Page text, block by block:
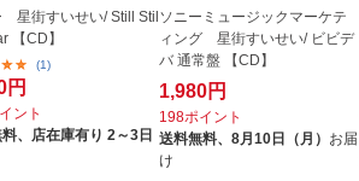
星街すいせい/ Still Stil
【CD】
(1)
円
ント
、 店在庫有り 2～3日
ソニーミュージックマーケテ
ィング 星街すいせい/ ビビデ
バ 通常盤 【CD】
1,980円
198ポイント
送料無料、8月10日（月） お届
け